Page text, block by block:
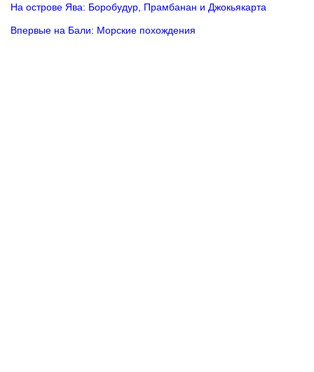
На острове Ява: Боробудур, Прамбанан и Джокьякарта
Впервые на Бали: Морские похождения